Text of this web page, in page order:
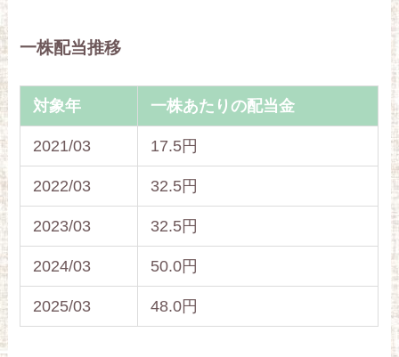
一株配当推移
対象年 一株あたりの配当金
2021/03 17.5円
2022/03 32.5円
2023/03 32.5円
2024/03 50.0円
2025/03 48.0円